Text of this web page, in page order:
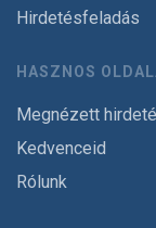
Hirdetésfeladás
HASZNOS
Megnézett
Kedvenceid
Rólunk